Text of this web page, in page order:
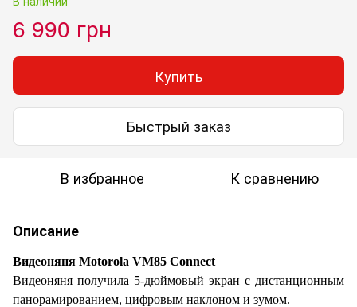
6 990 грн
Купить
Быстрый заказ
В избранное К сравнению
Описание
Видеоняня Motorola VM85 Connect
Видеоняня получила 5-дюймовый экран с дистанционным
панорамированием, цифровым наклоном и зумом.